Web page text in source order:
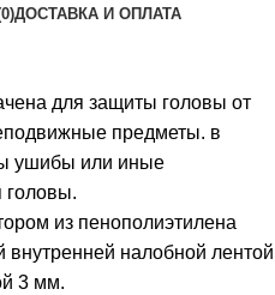
ДОСТАВКА И ОПЛАТА
для защиты головы от
предметы. в
ушибы или иные
головы.
из пенополиэтилена
налобной лентой
3 мм.